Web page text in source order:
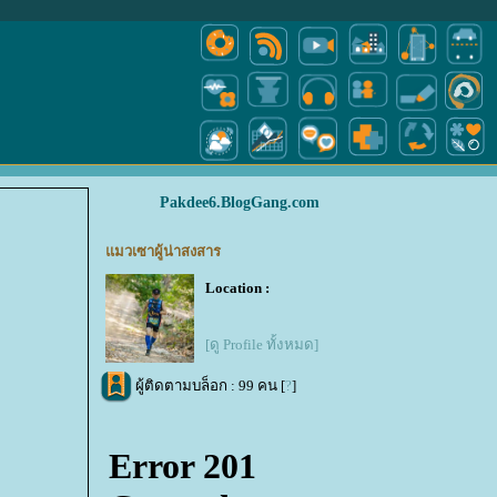
Pakdee6.BlogGang.com
มวเซาผู้น่าสงสาร
Location :
[ดู Profile ทั้งหมด]
ผู้ติดตามบล็อก : 99 คน [?]